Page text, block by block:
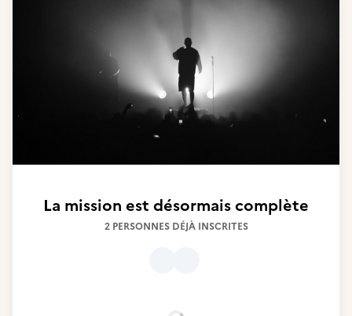
La mission est désormais complète
2 PERSONNES DÉJÀ INSCRITES